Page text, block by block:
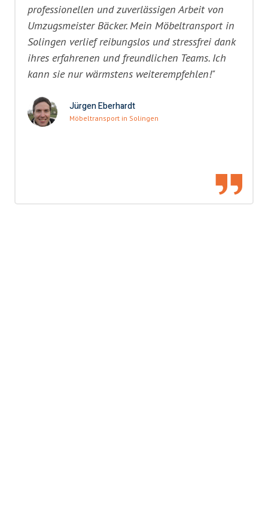
professionellen und zuverlässigen Arbeit von
Umzugsmeister Bäcker. Mein Möbeltransport in
Solingen verlief reibungslos und stressfrei dank
ihres erfahrenen und freundlichen Teams. Ich
kann sie nur wärmstens weiterempfehlen!"
Jürgen Eberhardt
Möbeltransport in Solingen